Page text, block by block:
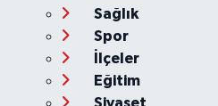
Sağlık
Spor
İlçeler
Eğitim
Siyaset